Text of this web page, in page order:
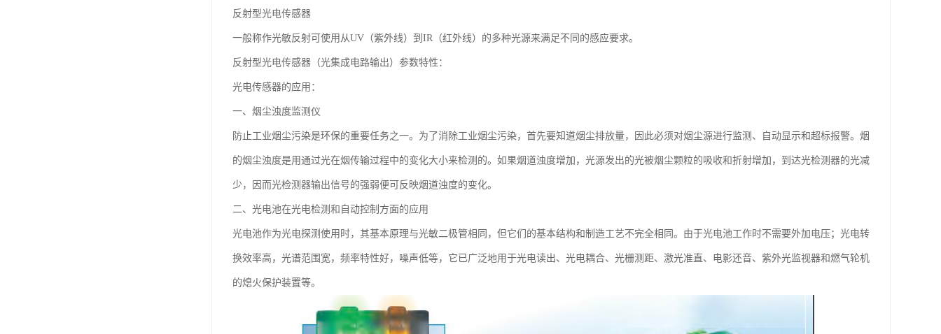
反射型光电传感器
一般称作光敏反射可使用从UV（紫外线）到IR（红外线）的多种光源来满足不同的感应要求。
反射型光电传感器（光集成电路输出）参数特性：
光电传感器的应用：
一、烟尘浊度监测仪
防止工业烟尘污染是环保的重要任务之一。为了消除工业烟尘污染，首先要知道烟尘排放量，因此必须对烟尘源进行监测、自动显示和超标报警。烟
的烟尘浊度是用通过光在烟传输过程中的变化大小来检测的。如果烟道浊度增加，光源发出的光被烟尘颗粒的吸收和折射增加，到达光检测器的光减
少，因而光检测器输出信号的强弱便可反映烟道浊度的变化。
二、光电池在光电检测和自动控制方面的应用
光电池作为光电探测使用时，其基本原理与光敏二极管相同，但它们的基本结构和制造工艺不完全相同。由于光电池工作时不需要外加电压；光电转
换效率高，光谱范围宽，频率特性好，噪声低等，它已广泛地用于光电读出、光电耦合、光栅测距、激光准直、电影还音、紫外光监视器和燃气轮机
的熄火保护装置等。